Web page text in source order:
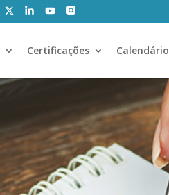
Certificações Calendário